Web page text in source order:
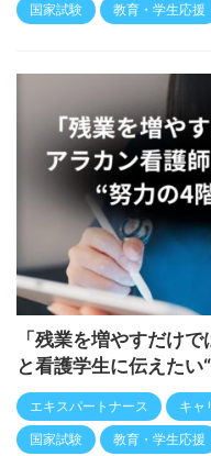
国家試験 教育・学生応援
「残業を増やすだけ
と看護学生に伝えた
エキスパートナース キャ
国家試験
教育・学生応援